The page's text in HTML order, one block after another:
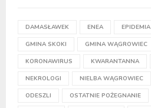
DAMASŁAWEK ENEA EPIDEMIA
GMINA SKOKI GMINA WĄGROWIEC
KORONAWIRUS KWARANTANNA
NEKROLOGI NIELBA WĄGROWIEC
ODESZLI OSTATNIE POŻEGNANIE